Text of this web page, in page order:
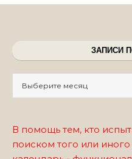
ЗАПИСИ
В помощь тем, кто
поиском того или иного